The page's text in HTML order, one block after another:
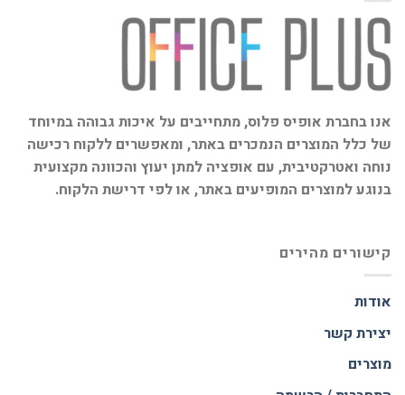
אנו בחברת אופיס פלוס, מתחייבים על איכות גבוהה במיוחד
של כלל המוצרים הנמכרים באתר, ומאפשרים ללקוח רכישה
נוחה ואטרקטיבית, עם אופציה למתן יעוץ והכוונה מקצועית
בנוגע למוצרים המופיעים באתר, או לפי דרישת הלקוח.
קישורים מהירים
אודות
יצירת קשר
מוצרים